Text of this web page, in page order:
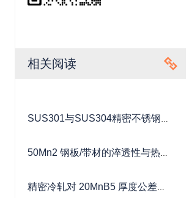
相关阅读
SUS301与SUS304精密不锈钢带
3/4H、H）如何选择？
50Mn2 钢板/带材的淬透性与热处
零件寿命？
精密冷轧对 20MnB5 厚度公差与